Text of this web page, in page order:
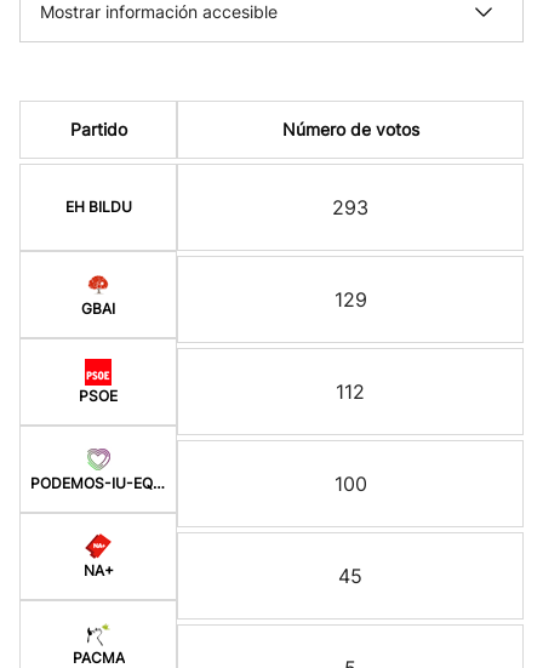
Mostrar información accesible
Partido
EH BILDU
GBAI
PSOE
PODEMOS-IU-EQUO-BATZ
NA+
PACMA
Número de votos
293
129
112
100
45